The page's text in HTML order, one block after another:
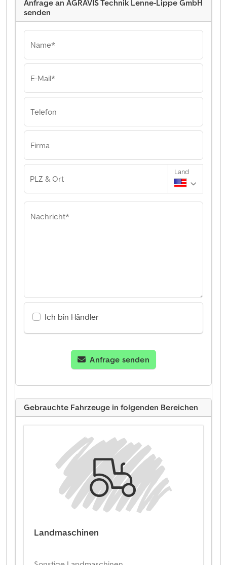
Anfrage an AGRAVIS Technik Lenne-Lippe GmbH
senden
Name*
E-Mail*
Telefon
Firma
PLZ & Ort
Land
Nachricht*
Ich bin Händler
Anfrage senden
Gebrauchte Fahrzeuge in folgenden Bereichen
Landmaschinen